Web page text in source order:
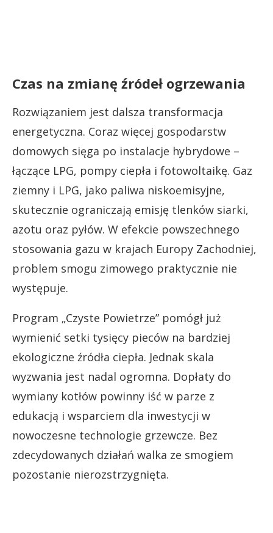
Czas na zmianę źródeł ogrzewania
Rozwiązaniem jest dalsza transformacja
energetyczna. Coraz więcej gospodarstw
domowych sięga po instalacje hybrydowe –
łączące LPG, pompy ciepła i fotowoltaikę. Gaz
ziemny i LPG, jako paliwa niskoemisyjne,
skutecznie ograniczają emisję tlenków siarki,
azotu oraz pyłów. W efekcie powszechnego
stosowania gazu w krajach Europy Zachodniej,
problem smogu zimowego praktycznie nie
występuje.
Program „Czyste Powietrze” pomógł już
wymienić setki tysięcy pieców na bardziej
ekologiczne źródła ciepła. Jednak skala
wyzwania jest nadal ogromna. Dopłaty do
wymiany kotłów powinny iść w parze z
edukacją i wsparciem dla inwestycji w
nowoczesne technologie grzewcze. Bez
zdecydowanych działań walka ze smogiem
pozostanie nierozstrzygnięta.